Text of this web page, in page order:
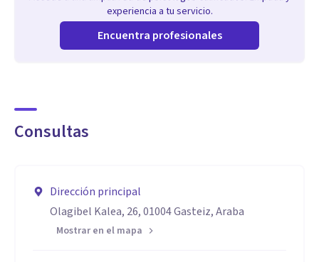
experiencia a tu servicio.
Encuentra profesionales
Consultas
Dirección principal
Olagibel Kalea, 26, 01004 Gasteiz, Araba
Mostrar en el mapa